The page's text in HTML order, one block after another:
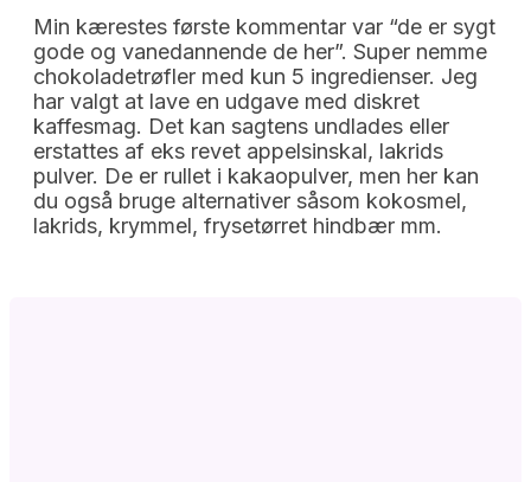
Min kærestes første kommentar var “de er sygt
gode og vanedannende de her”. Super nemme
chokoladetrøfler med kun 5 ingredienser. Jeg
har valgt at lave en udgave med diskret
kaffesmag. Det kan sagtens undlades eller
erstattes af eks revet appelsinskal, lakrids
pulver. De er rullet i kakaopulver, men her kan
du også bruge alternativer såsom kokosmel,
lakrids, krymmel, frysetørret hindbær mm.